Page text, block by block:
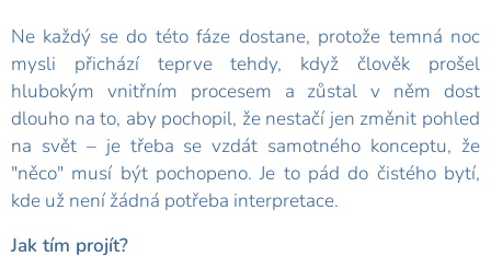
Ne každý se do této fáze dostane, protože temná noc
mysli přichází teprve tehdy, když člověk prošel
hlubokým vnitřním procesem a zůstal v něm dost
dlouho na to, aby pochopil, že nestačí jen změnit pohled
na svět – je třeba se vzdát samotného konceptu, že
"něco" musí být pochopeno. Je to pád do čistého bytí,
kde už není žádná potřeba interpretace.
Jak tím projít?